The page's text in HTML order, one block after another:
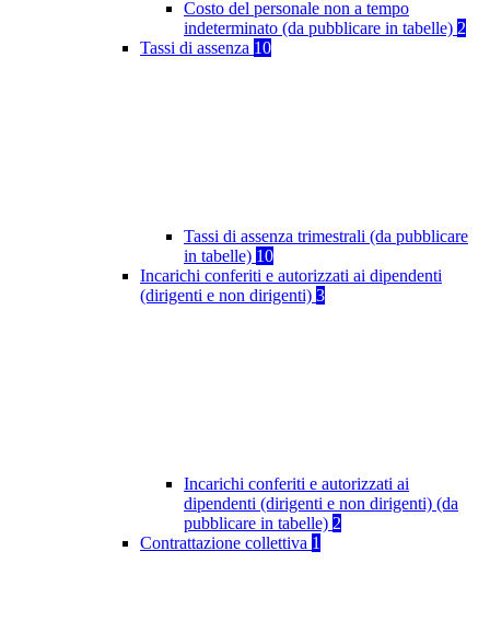
Costo del personale non a tempo
indeterminato (da pubblicare in tabelle) 2
Tassi di assenza 10
Tassi di assenza trimestrali (da pubblicare
in tabelle) 10
Incarichi conferiti e autorizzati ai dipendenti
(dirigenti e non dirigenti) 3
Incarichi conferiti e autorizzati ai
dipendenti (dirigenti e non dirigenti) (da
pubblicare in tabelle) 2
Contrattazione collettiva 1